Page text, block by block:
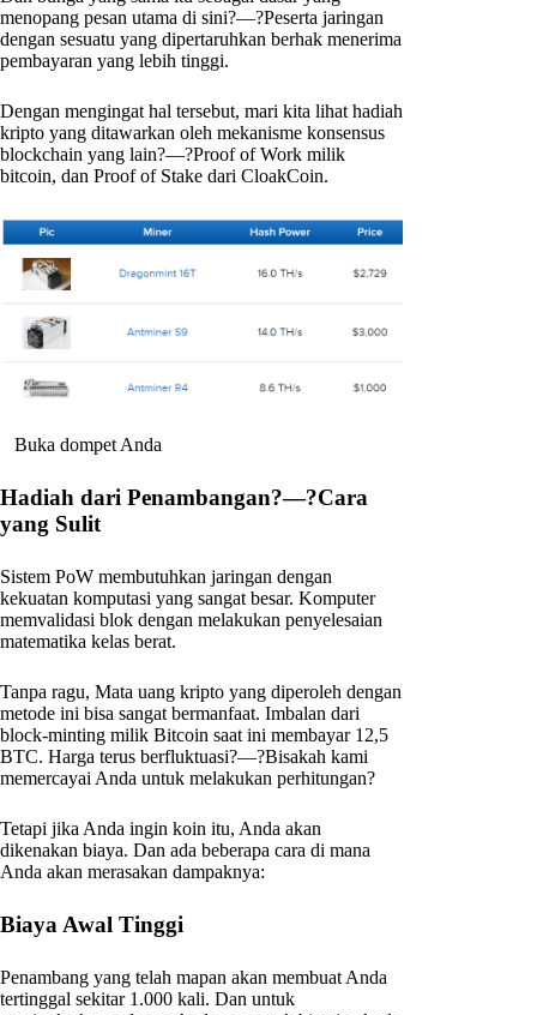
menopang pesan utama di sini?—?Peserta jaringan
dengan sesuatu yang dipertaruhkan berhak menerima
pembayaran yang lebih tinggi.
Dengan mengingat hal tersebut, mari kita lihat hadiah
kripto yang ditawarkan oleh mekanisme konsensus
blockchain yang lain?—?Proof of Work milik
bitcoin, dan Proof of Stake dari CloakCoin.
Buka dompet Anda
Hadiah dari Penambangan?—?Cara
yang Sulit
Sistem PoW membutuhkan jaringan dengan
kekuatan komputasi yang sangat besar. Komputer
memvalidasi blok dengan melakukan penyelesaian
matematika kelas berat.
Tanpa ragu, Mata uang kripto yang diperoleh dengan
metode ini bisa sangat bermanfaat. Imbalan dari
block-minting milik Bitcoin saat ini membayar 12,5
BTC. Harga terus berfluktuasi?—?Bisakah kami
memercayai Anda untuk melakukan perhitungan?
Tetapi jika Anda ingin koin itu, Anda akan
dikenakan biaya. Dan ada beberapa cara di mana
Anda akan merasakan dampaknya:
Biaya Awal Tinggi
Penambang yang telah mapan akan membuat Anda
tertinggal sekitar 1.000 kali. Dan untuk